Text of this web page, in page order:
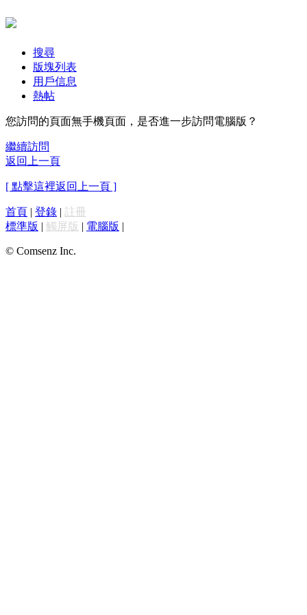
搜尋
版塊列表
用戶信息
熱帖
您訪問的頁面無手機頁面，是否進一步訪問電腦版？
繼續訪問
返回上一頁
[ 點擊這裡返回上一頁 ]
首頁 | 登錄 | 註冊
標準版 | 觸屏版 | 電腦版 |
© Comsenz Inc.